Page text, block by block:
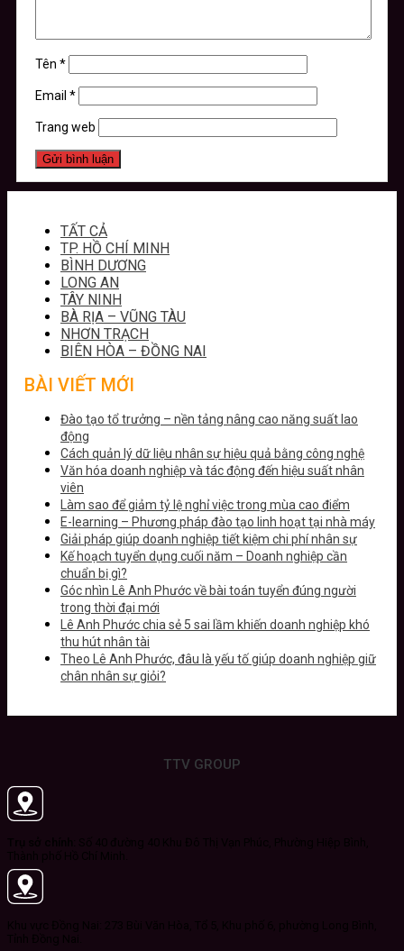
Tên *
Email *
Trang web
TẤT CẢ
TP. HỒ CHÍ MINH
BÌNH DƯƠNG
LONG AN
TÂY NINH
BÀ RỊA – VŨNG TÀU
NHƠN TRẠCH
BIÊN HÒA – ĐỒNG NAI
BÀI VIẾT MỚI
Đào tạo tổ trưởng – nền tảng nâng cao năng suất lao
động
Cách quản lý dữ liệu nhân sự hiệu quả bằng công nghệ
Văn hóa doanh nghiệp và tác động đến hiệu suất nhân
viên
Làm sao để giảm tỷ lệ nghỉ việc trong mùa cao điểm
E-learning – Phương pháp đào tạo linh hoạt tại nhà máy
Giải pháp giúp doanh nghiệp tiết kiệm chi phí nhân sự
Kế hoạch tuyển dụng cuối năm – Doanh nghiệp cần
chuẩn bị gì?
Góc nhìn Lê Anh Phước về bài toán tuyển đúng người
trong thời đại mới
Lê Anh Phước chia sẻ 5 sai lầm khiến doanh nghiệp khó
thu hút nhân tài
Theo Lê Anh Phước, đâu là yếu tố giúp doanh nghiệp giữ
chân nhân sự giỏi?
TTV GROUP